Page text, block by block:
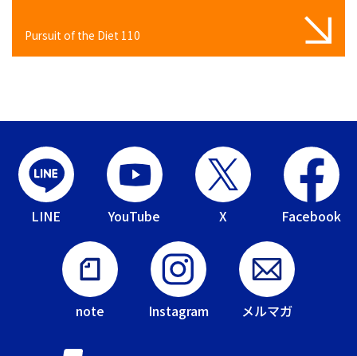
Pursuit of the Diet 110
LINE YouTube X Facebook
note Instagram メルマガ